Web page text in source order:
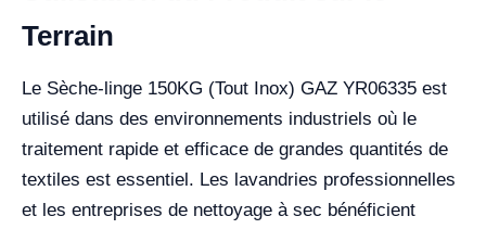
Terrain
Le Sèche-linge 150KG (Tout Inox) GAZ YR06335 est
utilisé dans des environnements industriels où le
traitement rapide et efficace de grandes quantités de
textiles est essentiel. Les lavandries professionnelles
et les entreprises de nettoyage à sec bénéficient